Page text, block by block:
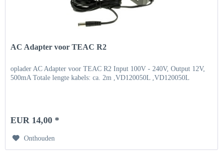
AC Adapter voor TEAC R2
oplader AC Adapter voor TEAC R2 Input 100V - 240V, Output 12V,
500mA Totale lengte kabels: ca. 2m ,VD120050L ,VD120050L
EUR 14,00 *
Onthouden